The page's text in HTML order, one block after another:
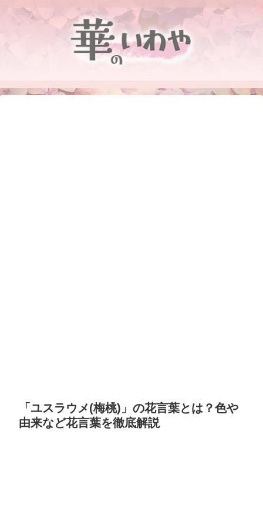
「ユスラウメ(梅桃)」の花言葉とは？色や
由来など花言葉を徹底解説